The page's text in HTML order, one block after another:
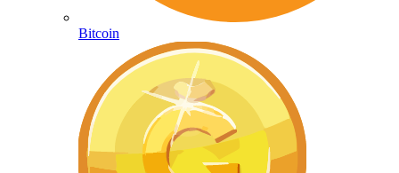
Bitcoin